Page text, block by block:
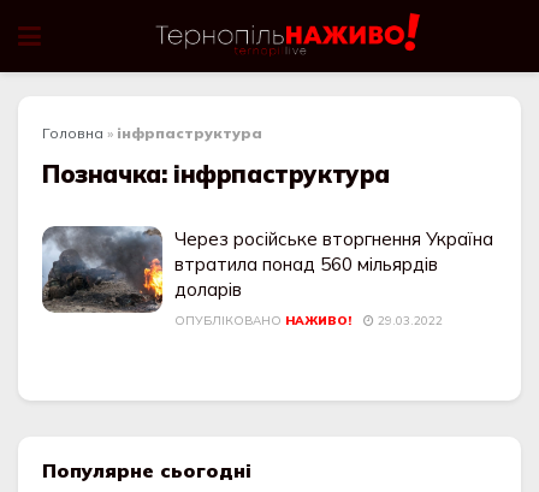
Головна » інфрпаструктура
Позначка: інфрпаструктура
Через російське вторгнення Україна
втратила понад 560 мільярдів
доларів
ОПУБЛІКОВАНО НАЖИВО! 29.03.2022
Популярне сьогодні